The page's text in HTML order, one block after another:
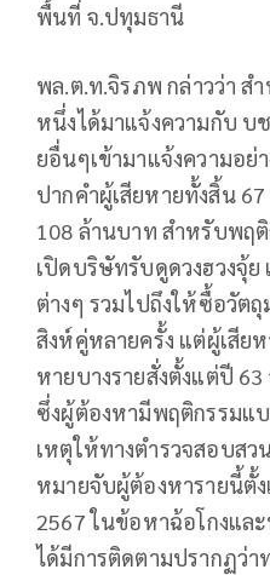
พื้นที่ จ.ปทุมธานี
พล.ต.ท.จิรภพ กล่าวว่า ส
หนึ่งได้มาแจ้งความกับ บ
ยอื่นๆเข้ามาแจ้งความอย่
ปากคำผู้เสียหายทั้งสิ้น
108 ล้านบาท สำหรับพฤ
เปิดบริษัทรับดูดวงฮวงจุ้
ต่างๆ รวมไปถึงให้ซื้อวัต
สิงห์คู่หลายครั้ง แต่ผู้เสีย
หายบางรายสั่งตั้งแต่ปี
ซึ่งผู้ต้องหามีพฤติกรรมแ
เหตุให้ทางตำรวจสอบส
หมายจับผู้ต้องหารายนี้ตั้
2567 ในข้อหาฉ้อโกงแล
ได้มีการติดตามปรากฏว่า